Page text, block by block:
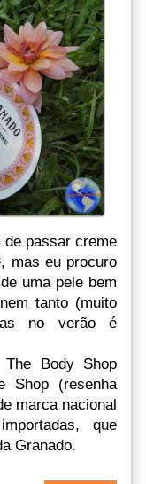
de passar creme
mas eu procuro
uma pele bem
tanto (muito
no verão é
Body Shop
Shop (resenha
marca nacional
que
Granado.